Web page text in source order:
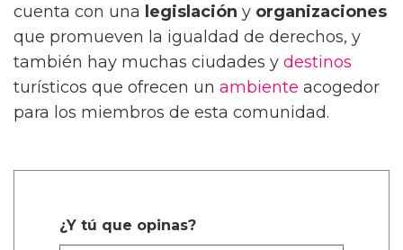
cuenta con una legislación y organizaciones
que promueven la igualdad de derechos, y
también hay muchas ciudades y destinos
turísticos que ofrecen un ambiente acogedor
para los miembros de esta comunidad.
¿Y tú que opinas?